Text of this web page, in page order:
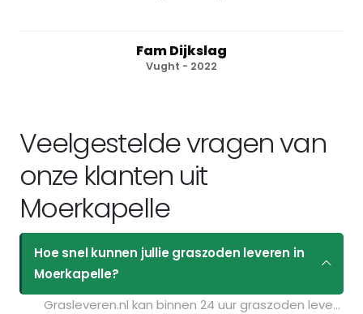
Fam Dijkslag
Vught - 2022
Veelgestelde vragen van
onze klanten uit
Moerkapelle
Hoe snel kunnen jullie graszoden leveren in
Moerkapelle?
Grasleveren.nl kan binnen 24 uur graszoden leveren in Moerkapelle. Als u bijvoorbeeld graszoden op maandag bestelt voor 11:30 kunt u ze de volgende dag geleverd krijgen. Kijk voor de actuele leverdagen op de pagina